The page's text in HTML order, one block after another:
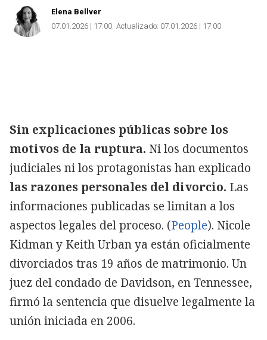
Copiar
Elena Bellver
07.01.2026 | 17:00 Actualizado: 07.01.2026 | 17:00
Sin explicaciones públicas sobre los
motivos de la ruptura. Ni los documentos
judiciales ni los protagonistas han explicado
las razones personales del divorcio. Las
informaciones publicadas se limitan a los
aspectos legales del proceso. (People). Nicole
Kidman y Keith Urbanya están oficialmente
divorciados tras 19 años de matrimonio. Un
juez del condado de Davidson, en Tennessee,
firmó la sentencia que disuelve legalmente la
unión iniciada en 2006.